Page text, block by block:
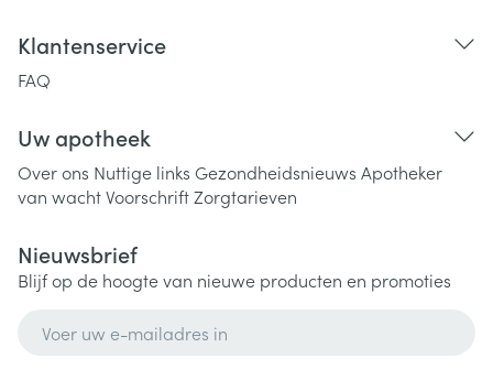
Klantenservice
FAQ
Uw apotheek
Over ons Nuttige links Gezondheidsnieuws Apotheker
van wachtVoorschriftZorgtarieven
Nieuwsbrief
Blijf op de hoogte van nieuwe producten en promoties